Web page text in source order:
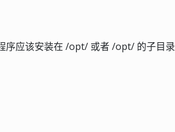
序应该安装在 /opt/ 或者 /opt/ 的子目录